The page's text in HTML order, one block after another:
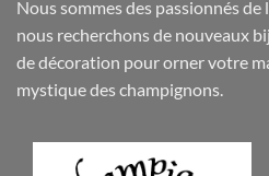
Nous sommes des passionnés
nous recherchons de nouveaux
dedécoration pour orner votre
mystique des champignons.